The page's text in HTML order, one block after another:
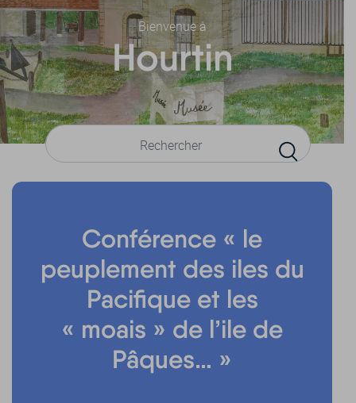
Bienvenue à
Hourtin
Conférence « le
peuplement des iles du
Pacifique et les
« moais » de l’ile de
Pâques… »